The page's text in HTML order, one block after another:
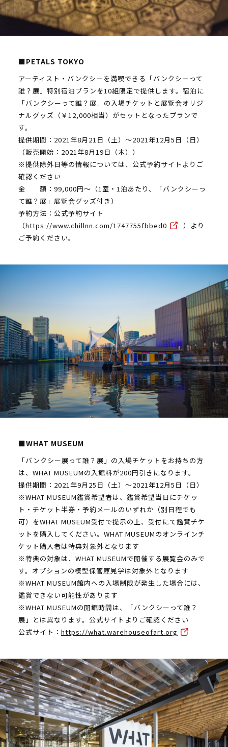
■PETALS TOKYO
アーティスト・バンクシーを満喫できる「バンクシーって
誰？展」特別宿泊プランを10組限定で提供します。宿泊に
「バンクシーって誰？展」の入場チケットと展覧会オリジ
ナルグッズ（￥12,000相当）がセットとなったプランで
す。
提供期間：2021年8月21日（土）～2021年12月5日（日）
（販売開始：2021年8月19日（木））
※提供除外日等の情報については、公式予約サイトよりご
確認ください
金 額：99,000円～（1室・1泊あたり、「バンクシーっ
て誰？展」展覧会グッズ付き）
予約方法：公式予約サイト
（https://www.chillnn.com/1747755fbbed0
）より
ご予約ください。
■WHAT MUSEUM
「バンクシー展って誰？展」の入場チケットをお持ちの方
は、WHAT MUSEUMの入館料が200円引きになります。
提供期間：2021年9月25日（土）～2021年12月5日（日）
※WHAT MUSEUM鑑賞希望者は、鑑賞希望当日にチケッ
ト・チケット半券・予約メールのいずれか（別日程でも
可）をWHAT MUSEUM受付で提示の上、受付にて鑑賞チケ
ットを購入してください。WHAT MUSEUMのオンラインチ
ケット購入者は特典対象外となります
※特典の対象は、WHAT MUSEUMで開催する展覧会のみで
す。オプションの模型保管庫見学は対象外となります
※WHAT MUSEUM館内への入場制限が発生した場合には、
鑑賞できない可能性があります
※WHAT MUSEUMの開館時間は、「バンクシーって誰？
展」とは異なります。公式サイトよりご確認ください
公式サイト： https://what.warehouseofart.org